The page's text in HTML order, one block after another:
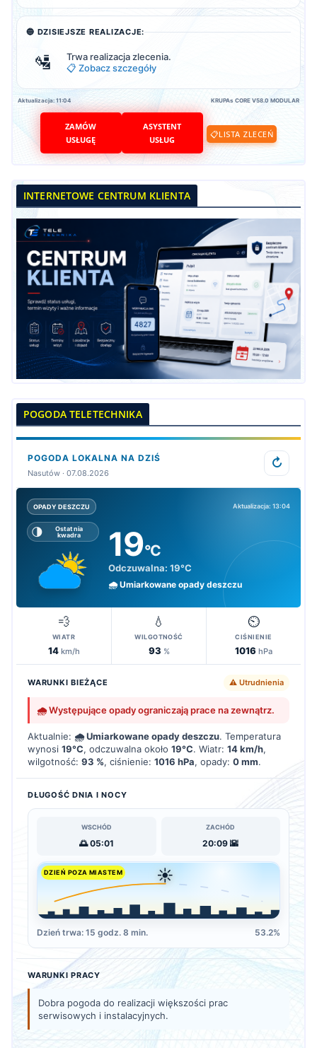
🔵 DZISIEJSZE REALIZACJE:
🛂
Trwa realizacja zlecenia.
📋 Zobacz szczegóły
Aktualizacja: 11:04 KRUPAs CORE V58.0 MODULAR
ZAMÓW
USŁUGĘ
ASYSTENT
USŁUG
📋LISTA ZLECEŃ
INTERNETOWE CENTRUM KLIENTA
POGODA TELETECHNIKA
POGODA LOKALNA NA DZIŚ
Nasutów · 07.08.2026
↻
OPADY DESZCZU Aktualizacja: 13:04
🌗
Ostatnia
kwadra
19°C
Odczuwalna: 19°C
🌧️ Umiarkowane opady deszczu
💨
WIATR
14km/h
💧
WILGOTNOŚĆ
93 %
⏲️
CIŚNIENIE
1016 hPa
WARUNKI BIEŻĄCE ⚠️ Utrudnienia
🌧️ Występujące opady ograniczają prace na zewnątrz.
Aktualnie: 🌧️ Umiarkowane opady deszczu. Temperatura
wynosi 19°C, odczuwalna około 19°C. Wiatr: 14 km/h,
wilgotność: 93 %, ciśnienie: 1016 hPa, opady: 0 mm.
DŁUGOŚĆ DNIA I NOCY
WSCHÓD
🌅 05:01
ZACHÓD
20:09 🌇
☀️
DZIEŃ POZA MIASTEM
Dzień trwa: 15 godz. 8 min. 53.2%
WARUNKI PRACY
Dobra pogoda do realizacji większości prac
serwisowych i instalacyjnych.